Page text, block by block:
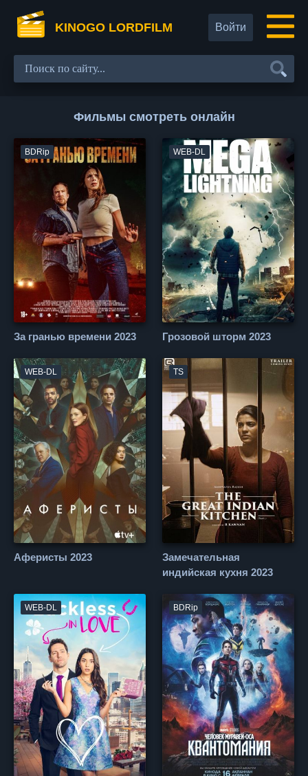
KINOGO LORDFILM Войти
Фильмы смотреть онлайн
BDRip
За гранью времени 2023
WEB-DL
Грозовой шторм 2023
WEB-DL
Аферисты 2023
TS
Замечательная
индийская кухня 2023
WEB-DL BDRip